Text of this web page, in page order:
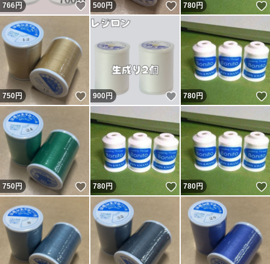
766円 いいね！
500円 いいね！
780円
750円 いいね！
900円 いいね！
780円
750円 いいね！
780円 いいね！
780円